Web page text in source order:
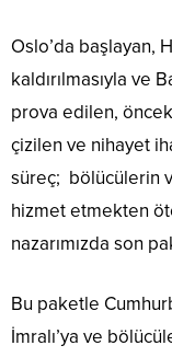
Oslo’da başlayan,
kaldırılmasıyla ve
prova edilen,
çizilen ve nihayet
süreç; bölücülerin
hizmet etmekten
nazarımızda son
Bu paketle
İmralı’ya ve